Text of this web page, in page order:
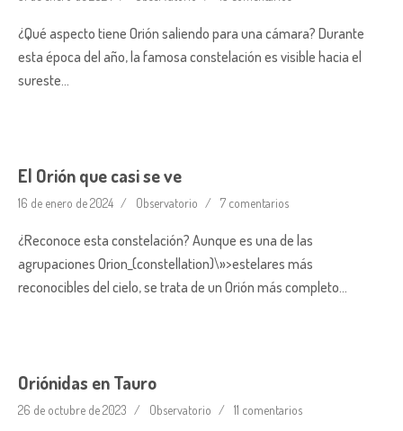
¿Qué aspecto tiene Orión saliendo para una cámara? Durante
esta época del año, la famosa constelación es visible hacia el
sureste…
El Orión que casi se ve
16 de enero de 2024 Observatorio 7 comentarios
¿Reconoce esta constelación? Aunque es una de las
agrupaciones Orion_(constellation)\»>estelares más
reconocibles del cielo, se trata de un Orión más completo…
Oriónidas en Tauro
26 de octubre de 2023 Observatorio 11 comentarios